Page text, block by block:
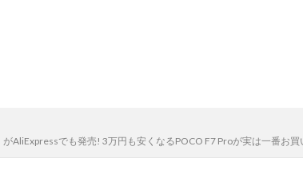
AliExpressでも発売! 3万円も安くなるPOCO F7 Proが実は一番お買